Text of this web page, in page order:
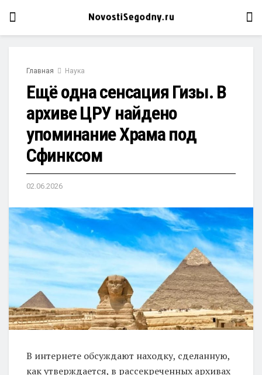
Главная Наука
Ещё одна сенсация Гизы. В
архиве ЦРУ найдено
упоминание Храма под
Сфинксом
02.06.2026
В интернете обсуждают находку, сделанную,
как утверждается, в рассекреченных архивах